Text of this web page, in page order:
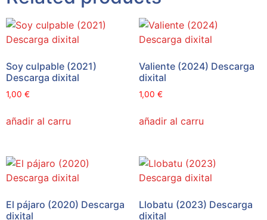
Soy culpable (2021)
Descarga dixital
1,00 €
añadir al carru
Valiente (2024) Descarga
dixital
1,00 €
añadir al carru
El pájaro (2020) Descarga
dixital
Llobatu (2023) Descarga
dixital